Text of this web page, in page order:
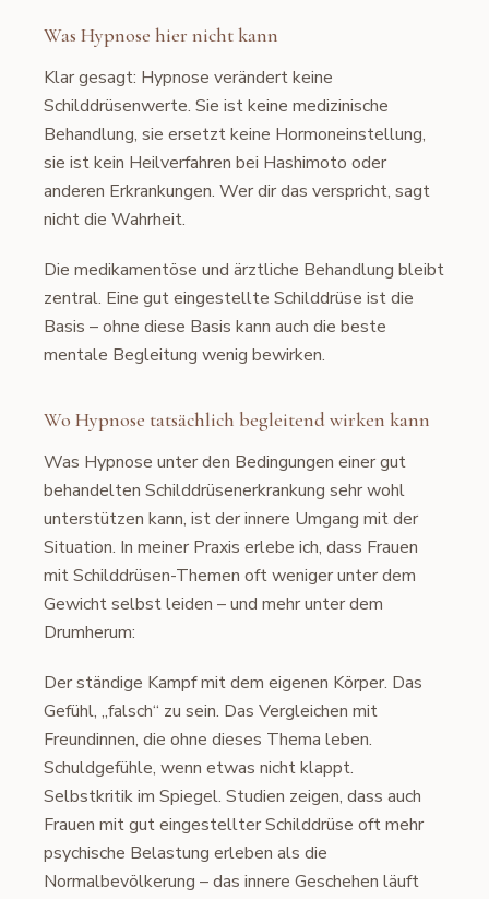
Was Hypnose hier nicht kann
Klar gesagt: Hypnose verändert keine
Schilddrüsenwerte. Sie ist keine medizinische
Behandlung, sie ersetzt keine Hormoneinstellung,
sie ist kein Heilverfahren bei Hashimoto oder
anderen Erkrankungen. Wer dir das verspricht, sagt
nicht die Wahrheit.
Die medikamentöse und ärztliche Behandlung bleibt
zentral. Eine gut eingestellte Schilddrüse ist die
Basis – ohne diese Basis kann auch die beste
mentale Begleitung wenig bewirken.
Wo Hypnose tatsächlich begleitend wirken kann
Was Hypnose unter den Bedingungen einer gut
behandelten Schilddrüsenerkrankung sehr wohl
unterstützen kann, ist der innere Umgang mit der
Situation. In meiner Praxis erlebe ich, dass Frauen
mit Schilddrüsen-Themen oft weniger unter dem
Gewicht selbst leiden – und mehr unter dem
Drumherum:
Der ständige Kampf mit dem eigenen Körper. Das
Gefühl, „falsch“ zu sein. Das Vergleichen mit
Freundinnen, die ohne dieses Thema leben.
Schuldgefühle, wenn etwas nicht klappt.
Selbstkritik im Spiegel. Studien zeigen, dass auch
Frauen mit gut eingestellter Schilddrüse oft mehr
psychische Belastung erleben als die
Normalbevölkerung – das innere Geschehen läuft